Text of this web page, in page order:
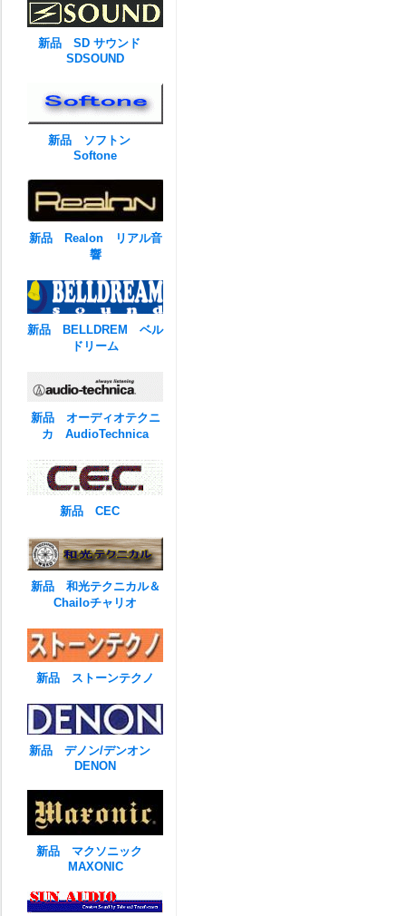
新品 SD サウンド
SDSOUND
新品 ソフトン
Softone
新品 Realon リアル音
響
新品 BELLDREM ベル
ドリーム
新品 オーディオテクニ
カ AudioTechnica
新品 CEC
新品 和光テクニカル＆
Chailoチャリオ
新品 ストーンテクノ
新品 デノン/デンオン
DENON
新品 マクソニック
MAXONIC